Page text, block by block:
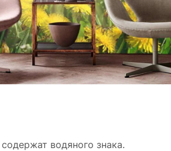
водяного знака.